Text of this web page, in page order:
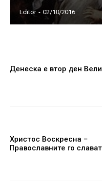
Editor - 02/10/2016
Денеска е втор ден
Христос Воскресна –
Православните го